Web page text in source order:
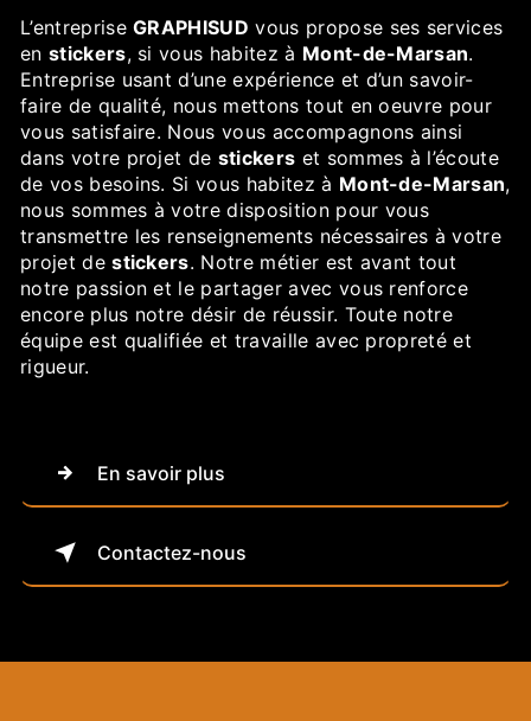
L’entrepriseGRAPHISUD vous propose ses services
en stickers, si vous habitez à Mont-de-Marsan.
Entreprise usant d’une expérience et d’un savoir-
faire de qualité, nous mettons tout en oeuvre pour
vous satisfaire. Nous vous accompagnons ainsi
dans votre projet de stickers et sommes à l’écoute
de vos besoins. Si vous habitez à Mont-de-Marsan,
nous sommes à votre disposition pour vous
transmettre les renseignements nécessaires à votre
projet destickers. Notre métier est avant tout
notre passion et le partager avec vous renforce
encore plus notre désir de réussir. Toute notre
équipe est qualifiée et travaille avec propreté et
rigueur.
En savoir plus
Contactez-nous